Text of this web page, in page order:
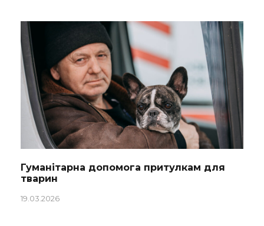
Гуманітарна допомога притулкам для
тварин
19.03.2026